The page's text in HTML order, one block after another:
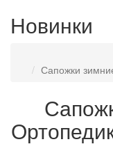
Новинки
Сапожки